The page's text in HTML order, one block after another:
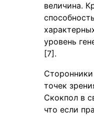
величина.
уровень
[7].
точек
Скокпол в
что если